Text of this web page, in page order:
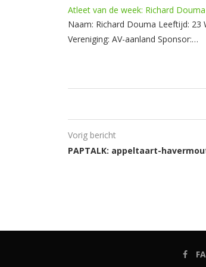
Atleet van de week: Richard Douma
Naam: Richard Douma Leeftijd: 23
Vereniging: AV-aanland Sponsor:…
Vorig bericht
PAPTALK: appeltaart-